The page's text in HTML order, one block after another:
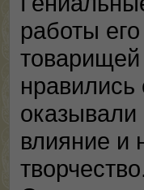
работы его
товарищей
нравились
оказывали
влияние и